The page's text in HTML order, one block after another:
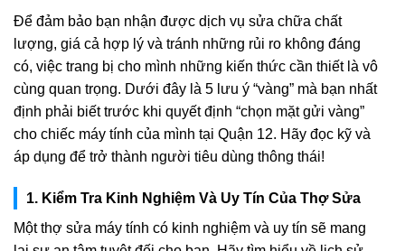
Để đảm bảo bạn nhận được dịch vụ sửa chữa chất
lượng, giá cả hợp lý và tránh những rủi ro không đáng
có, việc trang bị cho mình những kiến thức cần thiết là vô
cùng quan trọng. Dưới đây là 5 lưu ý “vàng” mà bạn nhất
định phải biết trước khi quyết định “chọn mặt gửi vàng”
cho chiếc máy tính của mình tại Quận 12. Hãy đọc kỹ và
áp dụng để trở thành người tiêu dùng thông thái!
1. Kiểm Tra Kinh Nghiệm Và Uy Tín Của Thợ Sửa
Một thợ sửa máy tính có kinh nghiệm và uy tín sẽ mang